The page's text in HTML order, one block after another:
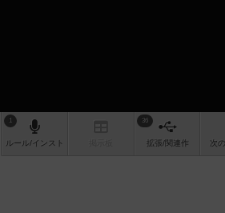
1
ルール/インスト
36
拡張/関連作 次